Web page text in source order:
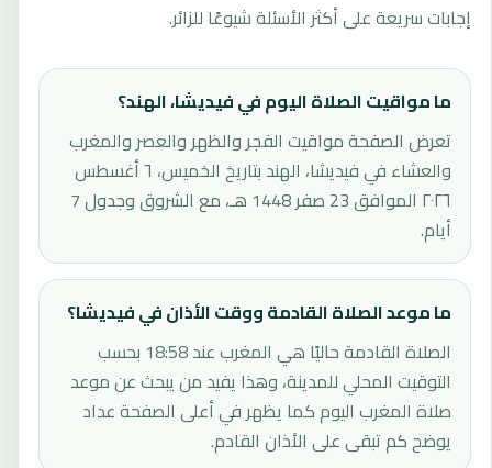
إجابات سريعة على أكثر الأسئلة شيوعًا للزائر.
ما مواقيت الصلاة اليوم في فيديشا، الهند؟
تعرض الصفحة مواقيت الفجر والظهر والعصر والمغرب
والعشاء في فيديشا، الهند بتاريخ الخميس، ٦ أغسطس
٢٠٢٦ الموافق 23 صفر 1448 هـ، مع الشروق وجدول 7
أيام.
ما موعد الصلاة القادمة ووقت الأذان في فيديشا؟
الصلاة القادمة حاليًا هي المغرب عند 18:58 بحسب
التوقيت المحلي للمدينة، وهذا يفيد من يبحث عن موعد
صلاة المغرب اليوم كما يظهر في أعلى الصفحة عداد
يوضح كم تبقى على الأذان القادم.